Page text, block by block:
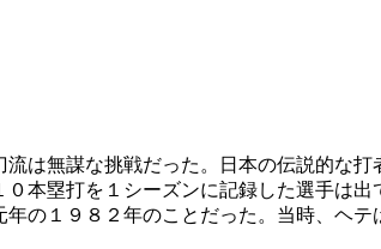
は無謀な挑戦だった。日本の伝説的な
本塁打を１シーズンに記録した選手は
の１９８２年のことだった。当時、ヘテ